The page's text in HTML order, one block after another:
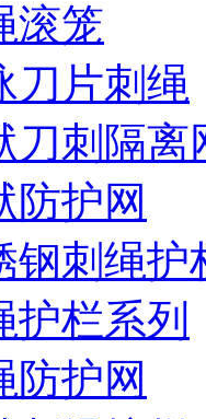
滚笼
刀片刺绳
刀刺隔离
防护网
钢刺绳护
护栏系列
防护网